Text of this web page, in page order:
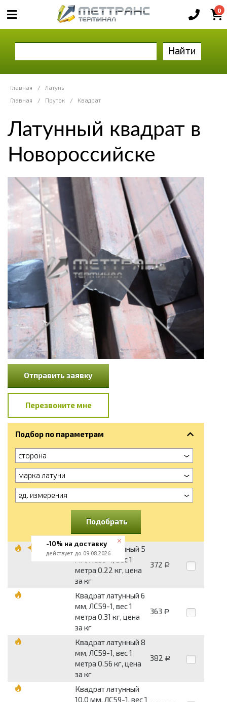
0
Найти
Главная /
Латунь
Главная
/ Пруток / Квадрат
Латунный квадрат в
Новороссийске
Отправить заявку
Перезвоните мне
Подбор по параметрам
сторона
марка латуни
ед. измерения
Подобрать
Квадрат латунный 5
мм, ЛС59-1, вес 1
метра 0.22 кг, цена
за кг
372 Р
Квадрат латунный 6
мм, ЛС59-1, вес 1
метра 0.31 кг, цена
за кг
363 Р
Квадрат латунный 8
мм, ЛС59-1, вес 1
метра 0.56 кг, цена
за кг
382 Р
Квадрат латунный
10.0 мм, ЛС59-1, вес 1
-10% на доставку
действует до 09.08.2026